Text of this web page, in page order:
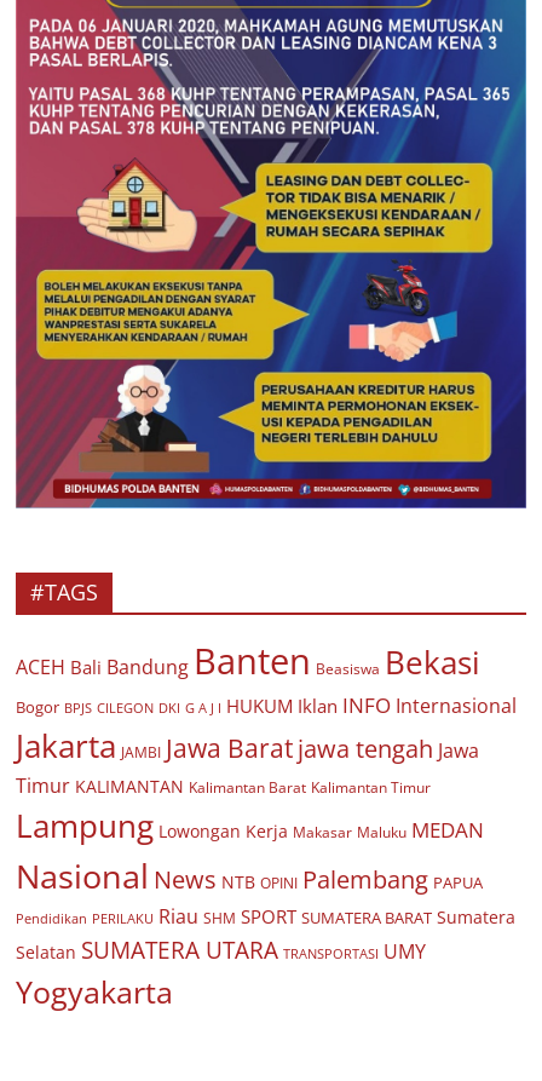
#TAGS
ACEH Bali Bandung Banten Beasiswa Bekasi
Bogor BPJS CILEGON DKI G A J I HUKUM Iklan INFO Internasional
Jakarta JAMBI Jawa Baratjawa tengah Jawa
Timur KALIMANTAN Kalimantan Barat Kalimantan Timur
Lampung Lowongan Kerja Makasar Maluku MEDAN
Nasional News NTB OPINI Palembang PAPUA
Pendidikan PERILAKU Riau SHM SPORT SUMATERA BARAT Sumatera
Selatan SUMATERA UTARA TRANSPORTASI UMY
Yogyakarta